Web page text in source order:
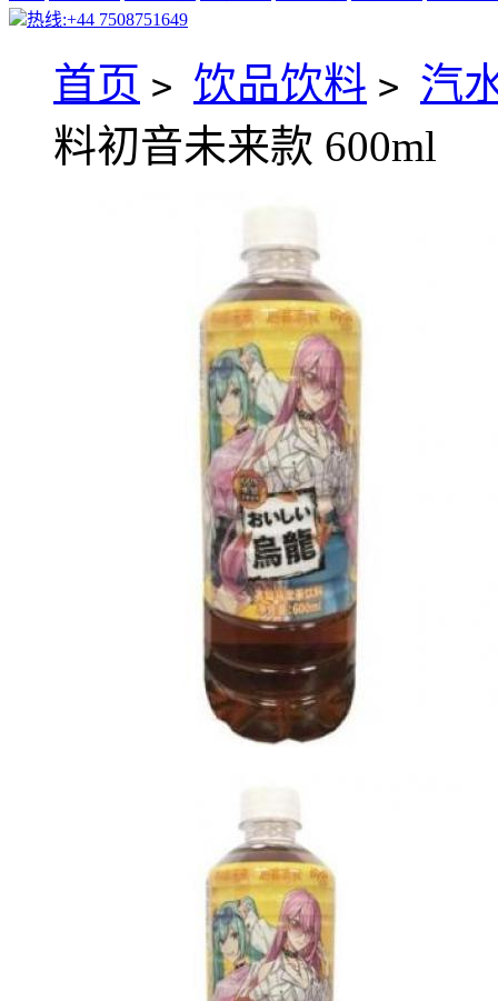
热线:+44 7508751649
首页 > 饮品饮料 > 汽
料初音未来款 600ml